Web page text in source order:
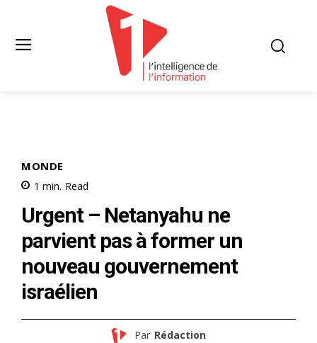
MONDE
1 min. Read
Urgent – Netanyahu ne
parvient pas à former un
nouveau gouvernement
israélien
Par Rédaction